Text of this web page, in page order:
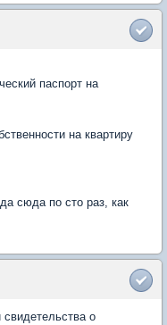
паспорт на
на квартиру
сюда по сто раз, как
о